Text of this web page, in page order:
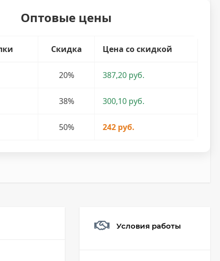
Оптовые цены
Скидка Цена со скидкой
20% 387,20 руб.
38% 300,10 руб.
50% 242 руб.
Условия работы